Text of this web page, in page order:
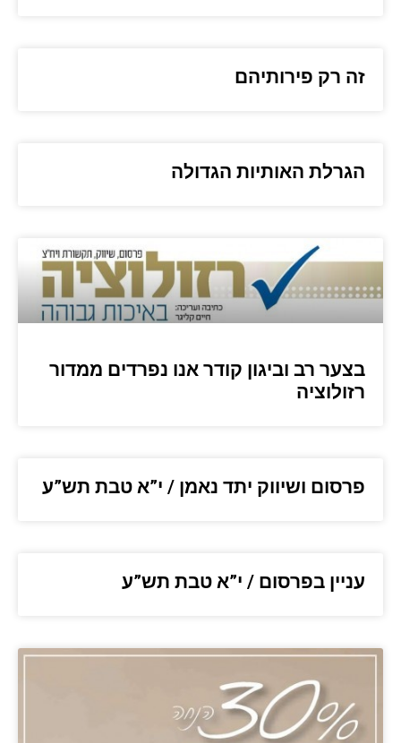
זה רק פירותיהם
הגרלת האותיות הגדולה
בצער רב וביגון קודר אנו נפרדים ממדור
רזולוציה
פרסום ושיווק יתד נאמן / י”א טבת תש”ע
עניין בפרסום / י”א טבת תש”ע